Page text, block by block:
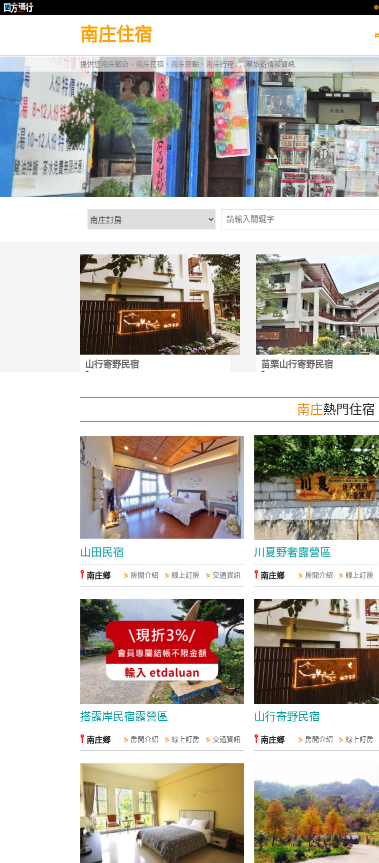
南庄住宿
提供您南庄飯店、南庄民宿、南庄景點、南庄行程...等旅遊情報資訊
山田民宿
⫯
麥克尼景觀莊園
⫯
南庄熱門住宿
山田民宿
⫯ 南庄鄉 ⋟ 房間介紹 ⋟ 線上訂房 ⋟ 交通資訊
川夏野奢露營區
⫯ 南庄鄉 ⋟ 房間介紹 ⋟ 線上訂房
搭露岸民宿露營區
⫯ 南庄鄉 ⋟ 房間介紹 ⋟ 線上訂房 ⋟ 交通資訊
山行寄野民宿
⫯ 南庄鄉 ⋟ 房間介紹 ⋟ 線上訂房